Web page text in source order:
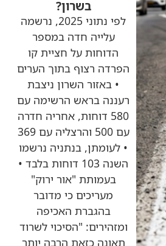
בשרון?
לפי נתוני 2025, נרשמה
עלייה חדה במספר
הדוחות על חציית קו
הפרדה רצוף בתוך הערים
• באזור השרון ניצבת
רעננה בראש הרשימה עם
580 דוחות, אחריה חדרה
עם 500 והרצליה עם 369
• לעומתן, בנתניה נרשמו
השנה 103 דוחות בלבד •
בעמותת "אור ירוק"
מעריכים כי מדובר
בהגברת האכיפה
ומזהירים: "הסיכוי לשרוד
תאונה כזאת הרבה יותר